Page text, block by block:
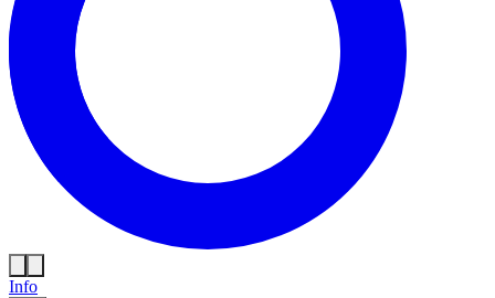
Info